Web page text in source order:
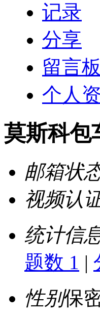
记录
分享
留言板
个人
莫斯科包
邮箱状
视频认
统计信
题数 1 |
性别保